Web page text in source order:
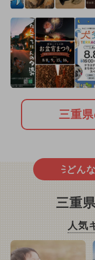
三重
どん
三重
人気